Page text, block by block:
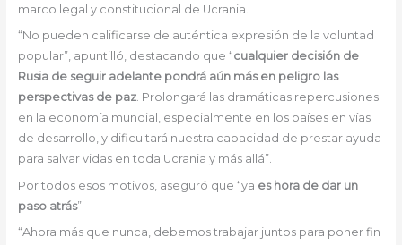
marco legal y constitucional de Ucrania.
“No pueden calificarse de auténtica expresión de la voluntad
popular”, apuntilló, destacando que “cualquier decisión de
Rusia de seguir adelante pondrá aún más en peligro las
perspectivas de paz. Prolongará las dramáticas repercusiones
en la economía mundial, especialmente en los países en vías
de desarrollo, y dificultará nuestra capacidad de prestar ayuda
para salvar vidas en toda Ucrania y más allá”.
Por todos esos motivos, aseguró que “ya es hora de dar un
paso atrás”.
“Ahora más que nunca, debemos trabajar juntos para poner fin